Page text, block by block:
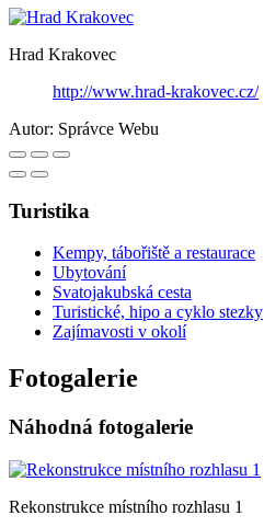
Hrad Krakovec
http://www.hrad-krakovec.cz/
Autor: Správce Webu
Turistika
Kempy, tábořiště a restaurace
Ubytování
Svatojakubská cesta
Turistické, hipo a cyklo stezky
Zajímavosti v okolí
Fotogalerie
Náhodná fotogalerie
Rekonstrukce místního rozhlasu 1